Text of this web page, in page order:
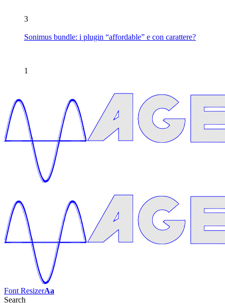
3
Sonimus bundle: i plugin “affordable” e con carattere?
1
Font ResizerAa
Search